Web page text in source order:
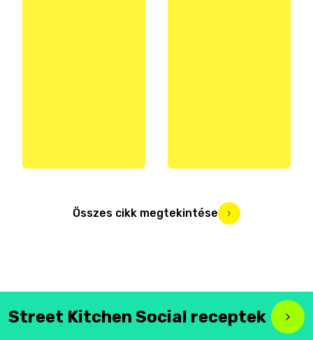
Összes cikk megtekintése
Street Kitchen Social receptek